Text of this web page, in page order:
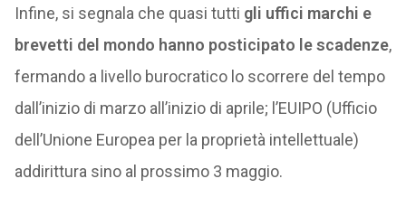
Infine, si segnala che quasi tutti gli uffici marchi e
brevetti del mondo hanno posticipato le scadenze,
fermando a livello burocratico lo scorrere del tempo
dall’inizio di marzo all’inizio di aprile; l’EUIPO (Ufficio
dell’Unione Europea per la proprietà intellettuale)
addirittura sino al prossimo 3 maggio.